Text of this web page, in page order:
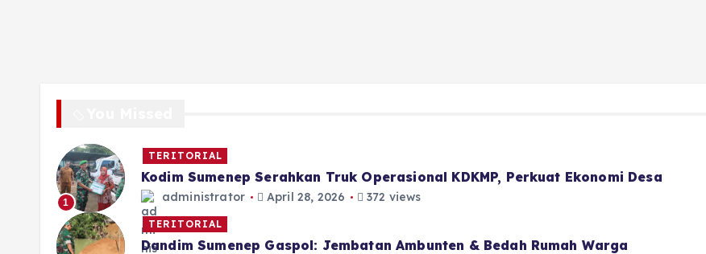
1
TERITORIAL
Kodim Sumenep Serahkan Truk Operasional KDKMP, Perkuat Ekonomi Desa
administrator April 28, 2026 372 views
TERITORIAL
Dandim Sumenep Gaspol: Jembatan Ambunten & Bedah Rumah Warga